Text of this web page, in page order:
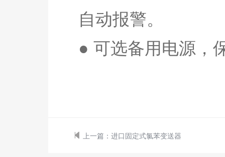
自动报警。
● 可选备用电源，
上一篇： 进口固定式氯苯变送器